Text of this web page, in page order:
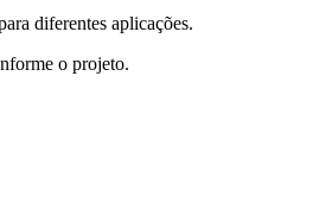
diferentes aplicações.
o projeto.